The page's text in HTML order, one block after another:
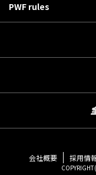
PWF rules
会社概要 採用情